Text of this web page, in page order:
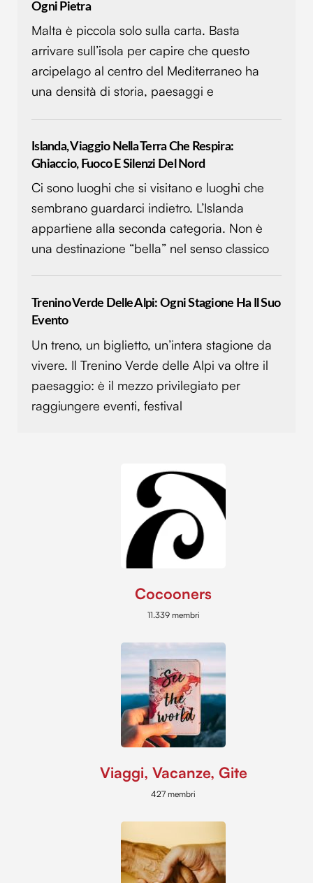
Ogni Pietra
Malta è piccola solo sulla carta. Basta
arrivare sull’isola per capire che questo
arcipelago al centro del Mediterraneo ha
una densità di storia, paesaggi e
Islanda, Viaggio Nella Terra Che Respira:
Ghiaccio, Fuoco E Silenzi Del Nord
Ci sono luoghi che si visitano e luoghi che
sembrano guardarci indietro. L’Islanda
appartiene alla seconda categoria. Non è
una destinazione “bella” nel senso classico
Trenino Verde Delle Alpi: Ogni Stagione Ha Il Suo
Evento
Un treno, un biglietto, un’intera stagione da
vivere. Il Trenino Verde delle Alpi va oltre il
paesaggio: è il mezzo privilegiato per
raggiungere eventi, festival
Cocooners
11.339 membri
Viaggi, Vacanze, Gite
427 membri